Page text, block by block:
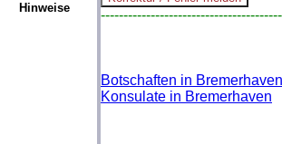
Hinweise
Botschaften in Bremerhaven
Konsulate in Bremerhaven